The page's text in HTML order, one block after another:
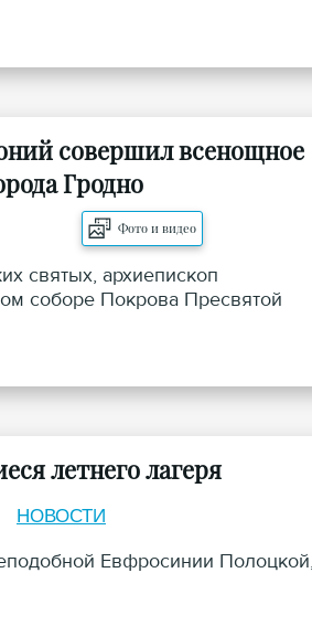
совершил всенощное
Гродно
Фото и видео
святых, архиепископ
соборе Покрова Пресвятой
летнего лагеря
НОВОСТИ
Евфросинии